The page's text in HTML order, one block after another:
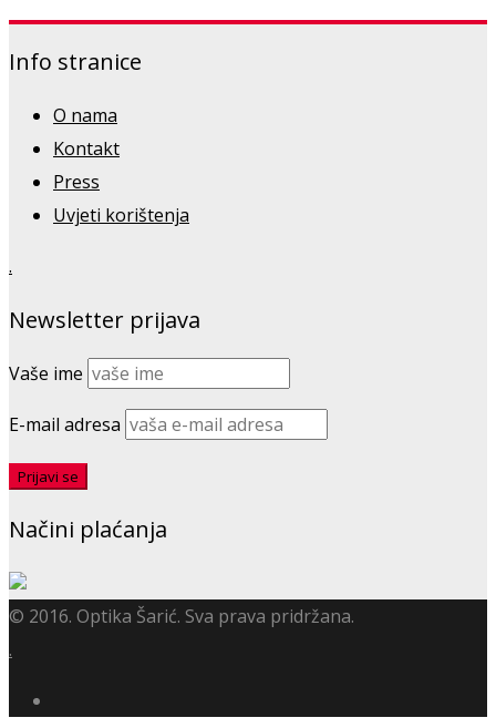
Info stranice
O nama
Kontakt
Press
Uvjeti korištenja
.
Newsletter prijava
Vaše ime
E-mail adresa
Načini plaćanja
© 2016. Optika Šarić. Sva prava pridržana.
.